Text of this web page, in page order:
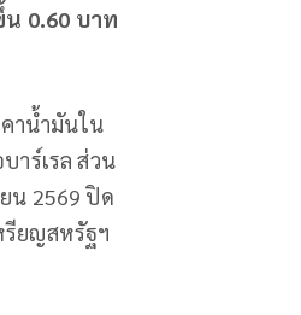
น 0.60 บาท
าน้ำมันใน
าร์เรล ส่วน
น 2569 ปิด
ยญสหรัฐฯ